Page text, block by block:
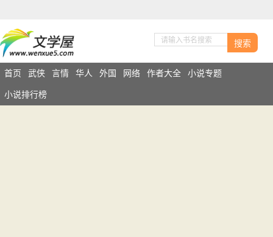
搜索
首页 武侠 言情 华人 外国 网络 作者大全 小说专题
小说排行榜